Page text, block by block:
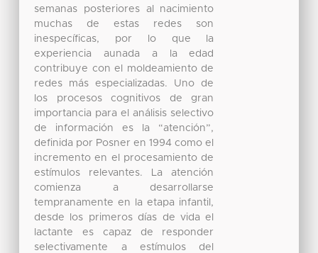
semanas posteriores al nacimiento
muchas de estas redes son
inespecíficas, por lo que la
experiencia aunada a la edad
contribuye con el moldeamiento de
redes más especializadas. Uno de
los procesos cognitivos de gran
importancia para el análisis selectivo
de información es la “atención”,
definida por Posner en 1994 como el
incremento en el procesamiento de
estímulos relevantes. La atención
comienza a desarrollarse
tempranamente en la etapa infantil,
desde los primeros días de vida el
lactante es capaz de responder
selectivamente a estímulos del